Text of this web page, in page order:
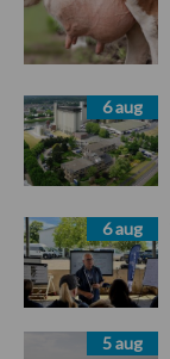
6 aug
6 aug
5 aug